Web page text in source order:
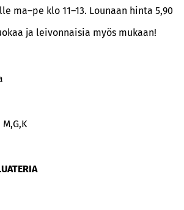
ma–pe klo 11–13. Lounaan hinta 5,90
ja leivonnaisia myös mukaan!